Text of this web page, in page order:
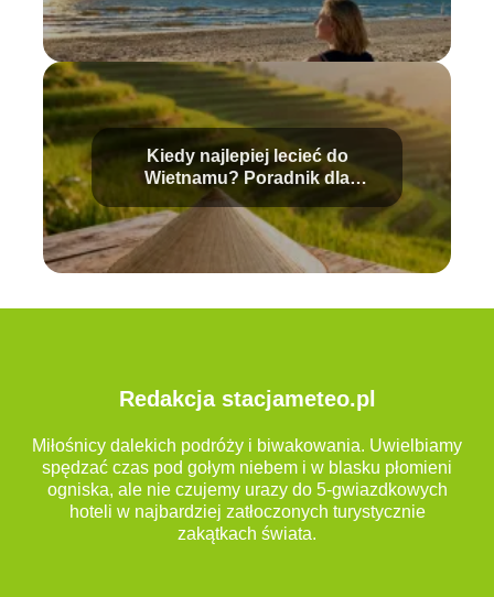
Kiedy najlepiej lecieć do
Wietnamu? Poradnik dla
podróżnika
Redakcja stacjameteo.pl
Miłośnicy dalekich podróży i biwakowania. Uwielbiamy
spędzać czas pod gołym niebem i w blasku płomieni
ogniska, ale nie czujemy urazy do 5-gwiazdkowych
hoteli w najbardziej zatłoczonych turystycznie
zakątkach świata.